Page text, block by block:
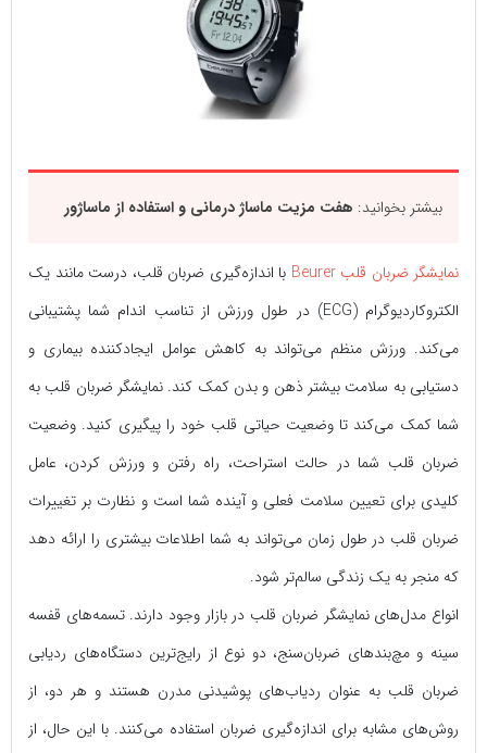
بیشتر بخوانید: هفت مزیت ماساژ درمانی و استفاده از ماساژور
نمایشگر ضربان قلب Beurer
با اندازه‌گیری ضربان قلب، درست مانند یک
الکتروکاردیوگرام (ECG) در طول ورزش از تناسب اندام شما پشتیبانی
می‌کند. ورزش منظم می‌تواند به کاهش عوامل ایجادکننده بیماری و
دستیابی به سلامت بیشتر ذهن و بدن کمک کند. نمایشگر ضربان قلب به
شما کمک می‌کند تا وضعیت حیاتی قلب خود را پیگیری کنید. وضعیت
ضربان قلب شما در حالت استراحت، راه رفتن و ورزش کردن، عامل
کلیدی برای تعیین سلامت فعلی و آینده شما است و نظارت بر تغییرات
ضربان قلب در طول زمان می‌تواند به شما اطلاعات بیشتری را ارائه دهد
که منجر به یک زندگی سالم‌تر شود.
انواع مدل‌های نمایشگر ضربان قلب در بازار وجود دارند. تسمه‌های قفسه
سینه و مچ‌بندهای ضربان‌سنج، دو نوع از رایج‌ترین دستگاه‌های ردیابی
ضربان قلب به عنوان ردیاب‌های پوشیدنی مدرن هستند و هر دو، از
روش‌های مشابه برای اندازه‌گیری ضربان استفاده می‌کنند. با این حال، از